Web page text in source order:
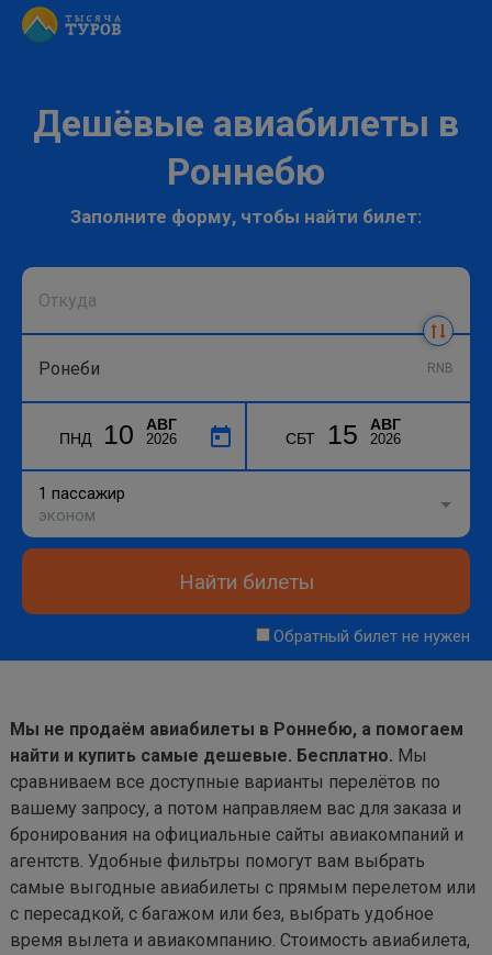
Дешёвые авиабилеты в
Роннебю
Заполните форму, чтобы найти билет:
RNB
ПНД 10 АВГ
2026 СБТ 15 АВГ
2026
1 пассажир
эконом
Найти билеты
Обратный билет не нужен
Мы не продаём авиабилеты в Роннебю, а помогаем
найти и купить самые дешевые. Бесплатно. Мы
сравниваем все доступные варианты перелётов по
вашему запросу, а потом направляем вас для заказа и
бронирования на официальные сайты авиакомпаний и
агентств. Удобные фильтры помогут вам выбрать
самые выгодные авиабилеты с прямым перелетом или
с пересадкой, с багажом или без, выбрать удобное
время вылета и авиакомпанию. Стоимость авиабилета,